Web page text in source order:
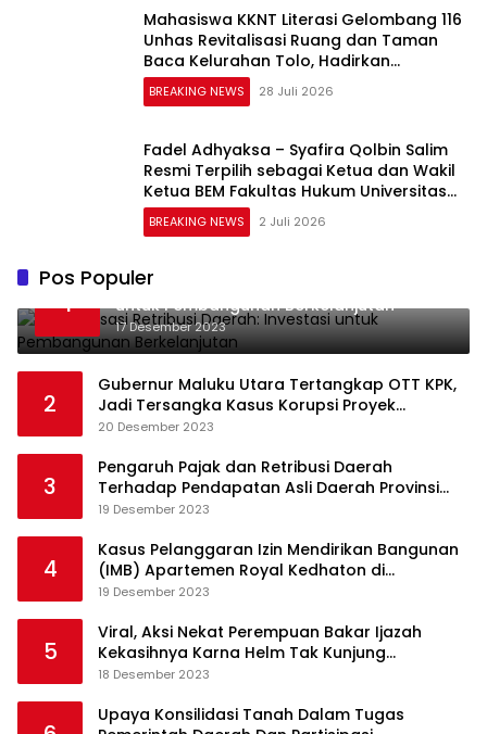
Mahasiswa KKNT Literasi Gelombang 116
Unhas Revitalisasi Ruang dan Taman
Baca Kelurahan Tolo, Hadirkan
CAKRAWALA sebagai Pusat Literasi
Masyarakat
BREAKING NEWS 28 Juli 2026
Fadel Adhyaksa – Syafira Qolbin Salim
Resmi Terpilih sebagai Ketua dan Wakil
Ketua BEM Fakultas Hukum Universitas
Jambi Periode 2026–2027
BREAKING NEWS 2 Juli 2026
Pos Populer
1
Optimalisasi Retribusi Daerah: Investasi
untuk Pembangunan Berkelanjutan
17 Desember 2023
2
Gubernur Maluku Utara Tertangkap OTT KPK,
Jadi Tersangka Kasus Korupsi Proyek
Pengadaan Barang dan Jasa
20 Desember 2023
3
Pengaruh Pajak dan Retribusi Daerah
Terhadap Pendapatan Asli Daerah Provinsi
Jambi
19 Desember 2023
4
Kasus Pelanggaran Izin Mendirikan Bangunan
(IMB) Apartemen Royal Kedhaton di
Yogyakarta
19 Desember 2023
5
Viral, Aksi Nekat Perempuan Bakar Ijazah
Kekasihnya Karna Helm Tak Kunjung
Dikembalikan
18 Desember 2023
Upaya Konsilidasi Tanah Dalam Tugas